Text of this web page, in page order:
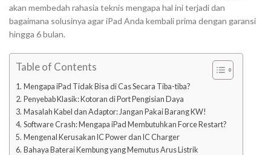
akan membedah rahasia teknis mengapa hal ini terjadi dan
bagaimana solusinya agar iPad Anda kembali prima dengan garansi
hingga 6 bulan.
Table of Contents
Mengapa iPad Tidak Bisa di Cas Secara Tiba-tiba?
Penyebab Klasik: Kotoran di Port Pengisian Daya
Masalah Kabel dan Adaptor: Jangan Pakai Barang KW!
Software Crash: Mengapa iPad Membutuhkan Force Restart?
Mengenal Kerusakan IC Power dan IC Charger
Bahaya Baterai Kembung yang Memutus Arus Listrik